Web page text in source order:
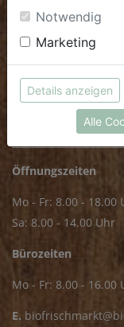
Fr: 8.00 - 15.00 Uhr
.+43 7272 2597
FRISCHMARKT
Öffnungszeiten
Mo - Fr: 8.00 - 18.00
Sa: 8.00 - 14.00 Uhr
Bürozeiten
Mo - Fr: 8.00 - 16.00
E.
Cookies zu.
Infos zu den
auch
möchtest.
Weitere
Notwendig
Marketing
Details anzeigen
Alle